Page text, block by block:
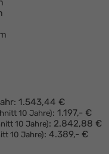
1.543,44 €
10 Jahre): 1.197,- €
10 Jahre): 2.842,88 €
10 Jahre): 4.389,- €